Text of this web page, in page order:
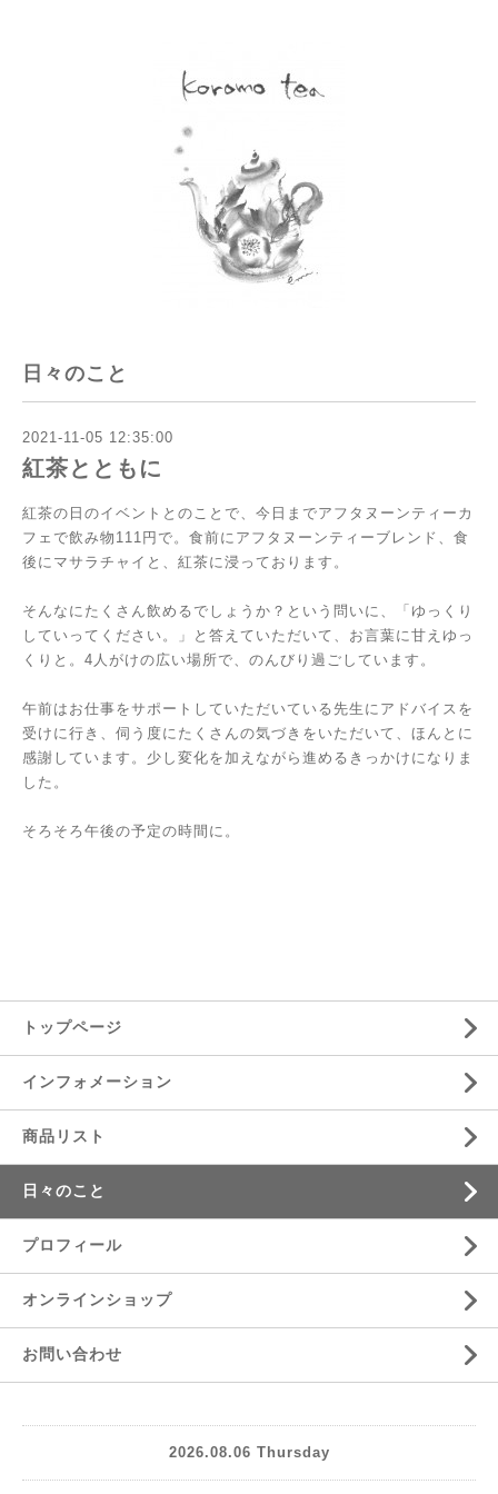
日々のこと
2021-11-05 12:35:00
紅茶とともに
紅茶の日のイベントとのことで、今日までアフタヌーンティーカ
フェで飲み物111円で。食前にアフタヌーンティーブレンド、食
後にマサラチャイと、紅茶に浸っております。
そんなにたくさん飲めるでしょうか？という問いに、「ゆっくり
していってください。」と答えていただいて、お言葉に甘えゆっ
くりと。4人がけの広い場所で、のんびり過ごしています。
午前はお仕事をサポートしていただいている先生にアドバイスを
受けに行き、伺う度にたくさんの気づきをいただいて、ほんとに
感謝しています。少し変化を加えながら進めるきっかけになりま
した。
そろそろ午後の予定の時間に。
トップページ
インフォメーション
商品リスト
日々のこと
プロフィール
オンラインショップ
お問い合わせ
2026.08.06 Thursday